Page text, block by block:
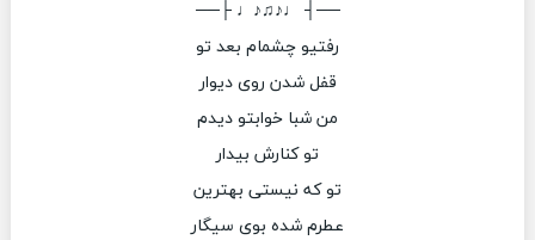
──┤ ♩♪♫♪♩ ├──
رفتیو چشمام بعد تو
قفل شدن روی دیوار
من شبا خوابتو دیدم
تو کنارش بیدار
تو که نیستی بهترین
عطرم شده بوی سیگار